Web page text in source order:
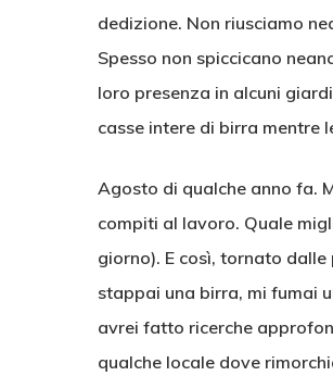
dedizione. Non riusciamo
Spesso non spiccicano
loro presenza in alcuni
casse intere di birra mentre
Agosto di qualche anno fa.
compiti al lavoro. Quale
giorno). E così, tornato
stappai una birra, mi fumai
avrei fatto ricerche
qualche locale dove